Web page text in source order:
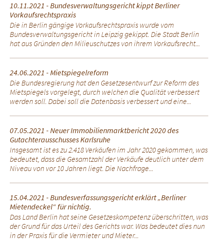
10.11.2021 - Bundesverwaltungsgericht kippt Berliner
Vorkaufsrechtspraxis
Die in Berlin gängige Vorkaufsrechtspraxis wurde vom
Bundesverwaltungsgericht in Leipzig gekippt. Die Stadt Berlin
hat aus Gründen den Milieuschutzes von ihrem Vorkaufsrecht...
24.06.2021 - Mietspiegelreform
Die Bundesregierung hat den Gesetzesentwurf zur Reform des
Mietspiegels vorgelegt, durch welchen die Qualität verbessert
werden soll. Dabei soll die Datenbasis verbessert und eine...
07.05.2021 - Neuer Immobilienmarktbericht 2020 des
Gutachterausschusses Karlsruhe
Insgesamt ist es zu 2.418 Verkäufen im Jahr 2020 gekommen, was
bedeutet, dass die Gesamtzahl der Verkäufe deutlich unter dem
Niveau von vor 10 Jahren liegt. Die Nachfrage...
15.04.2021 - Bundesverfassungsgericht erklärt „Berliner
Mietendeckel“ für nichtig.
Das Land Berlin hat seine Gesetzeskompetenz überschritten, was
der Grund für das Urteil des Gerichts war. Was bedeutet dies nun
in der Praxis für die Vermieter und Mieter...